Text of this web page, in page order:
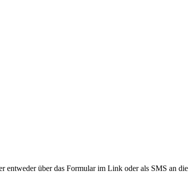
entweder über das Formular im Link oder als SMS an die